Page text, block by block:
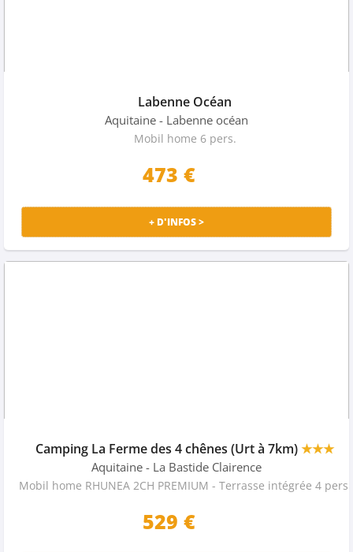
Labenne Océan
Aquitaine - Labenne océan
Mobil home 6 pers.
473 €
+ D'INFOS >
Camping La Ferme des 4 chênes (Urt à 7km)★★★
Aquitaine - La Bastide Clairence
Mobil home RHUNEA 2CH PREMIUM - Terrasse intégrée 4 pers.
529 €